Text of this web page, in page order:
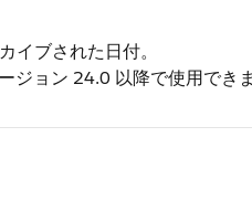
イブされた日付。
ジョン 24.0 以降で使用できま